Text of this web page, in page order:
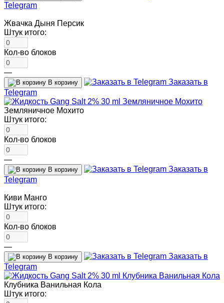
Telegram
Жвачка Дыня Персик
Штук итого:
Кол-во блоков
—
В корзину
Заказать в
Telegram
Земляничное Мохито
Штук итого:
Кол-во блоков
—
В корзину
Заказать в
Telegram
Киви Манго
Штук итого:
Кол-во блоков
—
В корзину
Заказать в
Telegram
Клубника Ванильная Кола
Штук итого: